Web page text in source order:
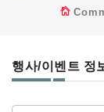
행사/이벤트 정